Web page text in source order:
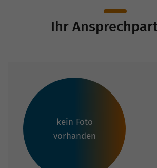
Ihr
kein Foto
vorhanden